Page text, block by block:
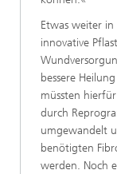
Etwas weiter
innovative
bessere
müssten
durch
umgewandelt
benötigten
werden. Noch